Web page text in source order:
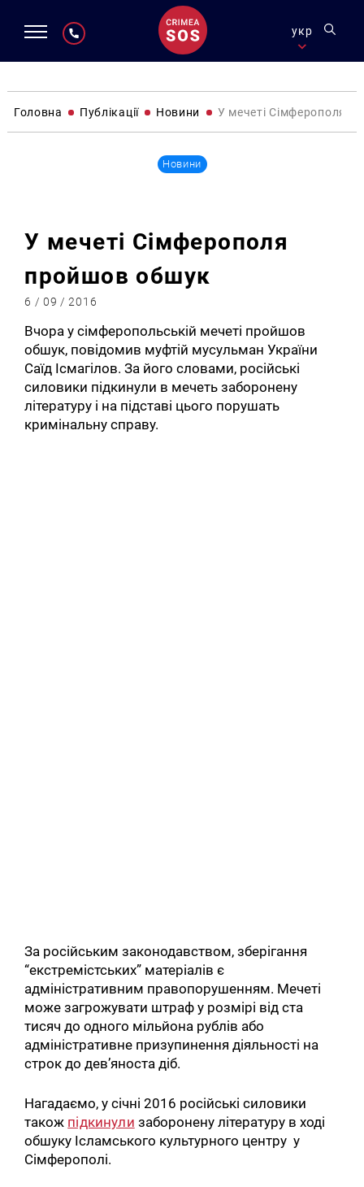
укр
Головна Публікації Новини У мечеті Сімферополя
Новини
У мечеті Сімферополя
пройшов обшук
6 / 09 / 2016
Вчора у сімферопольській мечеті пройшов
обшук, повідомив муфтій мусульман України
Саїд Ісмагілов. За його словами, російські
силовики підкинули в мечеть заборонену
літературу і на підставі цього порушать
кримінальну справу.
За російським законодавством, зберігання
“екстремістських” матеріалів є
адміністративним правопорушенням. Мечеті
може загрожувати штраф у розмірі від ста
тисяч до одного мільйона рублів або
адміністративне призупинення діяльності на
строк до дев’яноста діб.
Нагадаємо, у січнi 2016 російські силовики
також підкинули заборонену літературу в ході
обшуку Ісламського культурного центру у
Сімферополі.